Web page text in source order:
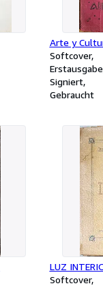
Arte y
Softcover
Erstausgabe
Signiert
Gebraucht
LUZ
Softcover